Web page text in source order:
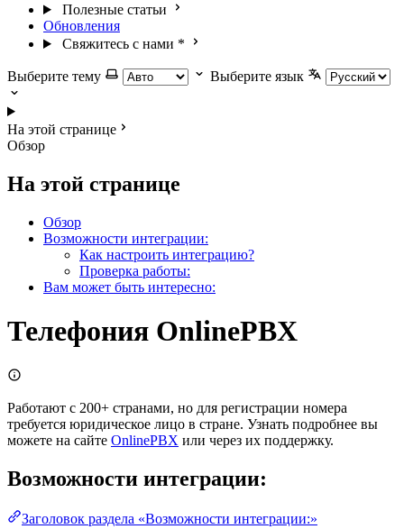
Полезные статьи
Обновления
Свяжитесь с нами *
Выберите тему Выберите язык
На этой странице
Обзор
На этой странице
Обзор
Возможности интеграции:
Как настроить интеграцию?
Проверка работы:
Вам может быть интересно:
Телефония OnlinePBX
Работают с 200+ странами, но для регистрации номера
требуется юридическое лицо в стране. Узнать подробнее вы
можете на сайте OnlinePBX или через их поддержку.
Возможности интеграции:
Заголовок раздела «Возможности интеграции:»